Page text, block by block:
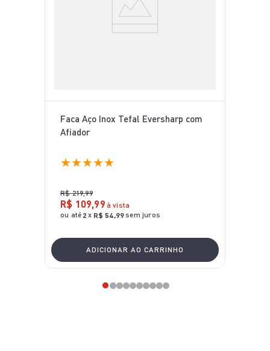
Faca Aço Inox Tefal Eversharp com
Afiador
★★★★★
R$ 219,99
R$ 109,99 à vista
ou até 2 x R$ 54,99sem juros
ADICIONAR AO CARRINHO